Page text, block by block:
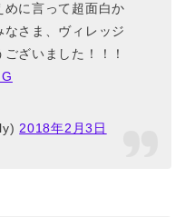
めに言って超面白か
さま、ヴィレッジ
ざいました！！！
2018年2月3日